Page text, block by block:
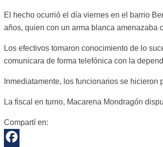
El hecho ocurrió el día viernes en el barrio
años, quien con un arma blanca amenazaba
Los efectivos tomaron conocimiento de lo
comunicara de forma telefónica con la
Inmediatamente, los funcionarios se
La fiscal en turno, Macarena Mondragón
Compartí en: